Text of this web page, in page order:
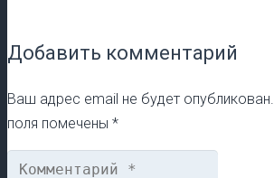
Добавить комментарий
Ваш адрес email не будет опубликован.
поля помечены *